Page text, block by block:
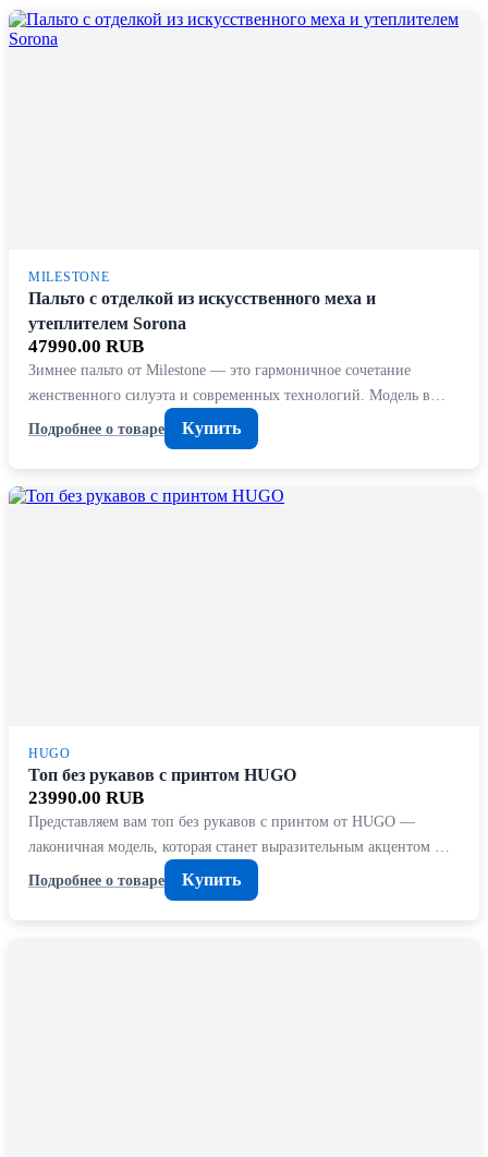
MILESTONE
Пальто с отделкой из искусственного меха и
утеплителем Sorona
47990.00 RUB
Зимнее пальто от Milestone — это гармоничное сочетание
женственного силуэта и современных технологий. Модель в…
Подробнее о товаре
Купить
HUGO
Топ без рукавов с принтом HUGO
23990.00 RUB
Представляем вам топ без рукавов с принтом от HUGO —
лаконичная модель, которая станет выразительным акцентом …
Подробнее о товаре
Купить